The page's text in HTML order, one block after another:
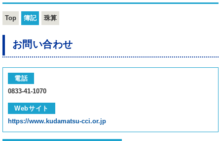
Top 簿記 珠算
お問い合わせ
電話
0833-41-1070
Webサイト
https://www.kudamatsu-cci.or.jp